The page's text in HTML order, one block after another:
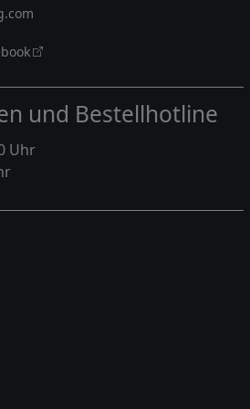
und Bestellhotline
Uhr